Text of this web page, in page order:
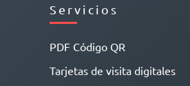
Servicios
PDF Código QR
Tarjetas de visita digitales